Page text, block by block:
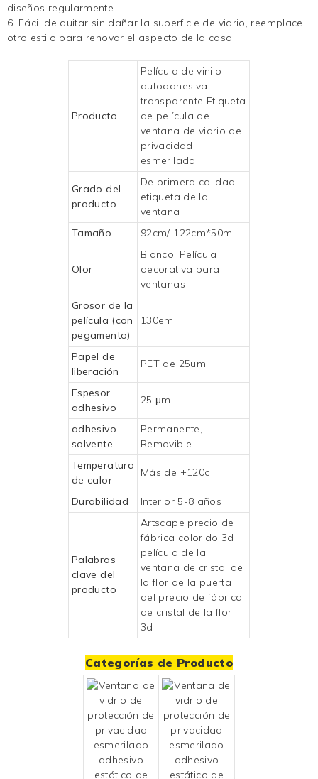
diseños regularmente.
6. Fácil de quitar sin dañar la superficie de vidrio, reemplace
otro estilo para renovar el aspecto de la casa
Producto
Película de vinilo
autoadhesiva
transparente Etiqueta
de película de
ventana de vidrio de
privacidad
esmerilada
Grado del
producto
De primera calidad
etiqueta de la
ventana
Tamaño
92cm/ 122cm*50m
Olor
Blanco. Película
decorativa para
ventanas
Grosor de la
película (con
pegamento)
130em
Papel de
liberación
PET de 25um
Espesor
adhesivo
25 μm
adhesivo
solvente
Permanente,
Removible
Temperatura
de calor
Más de +120c
Durabilidad Interior 5-8 años
Palabras
clave del
producto
Artscape precio de
fábrica colorido 3d
película de la
ventana de cristal de
la flor de la puerta
del precio de fábrica
de cristal de la flor
3d
Categorías de Producto